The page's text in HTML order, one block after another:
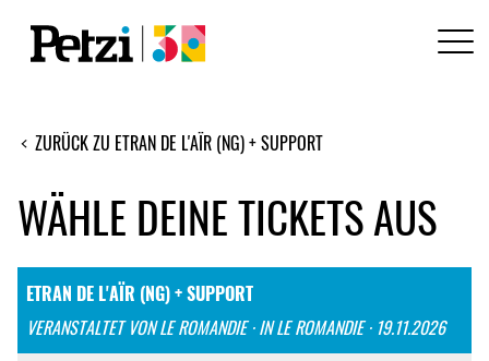
ZURÜCK ZU ETRAN DE L'AÏR (NG) + SUPPORT
WÄHLE DEINE TICKETS AUS
ETRAN DE L'AÏR (NG) + SUPPORT
VERANSTALTET VON LE ROMANDIE · IN LE ROMANDIE · 19.11.2026